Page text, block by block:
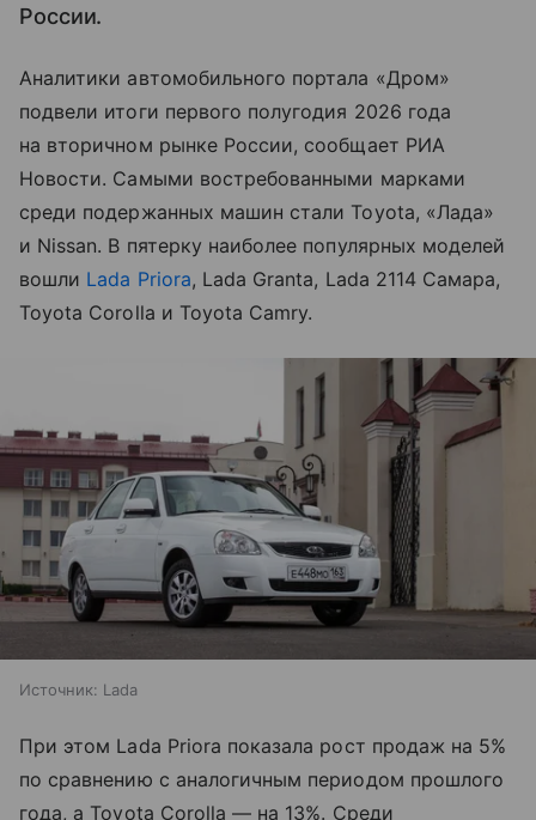
России.
Аналитики автомобильного портала «Дром»
подвели итоги первого полугодия 2026 года
на вторичном рынке России, сообщает РИА
Новости. Самыми востребованными марками
среди подержанных машин стали Toyota, «Лада»
и Nissan. В пятерку наиболее популярных моделей
вошли Lada Priora, Lada Granta, Lada 2114 Самара,
Toyota Corolla и Toyota Camry.
Источник: Lada
При этом Lada Priora показала рост продаж на 5%
по сравнению с аналогичным периодом прошлого
года, а Toyota Corolla — на 13%. Среди